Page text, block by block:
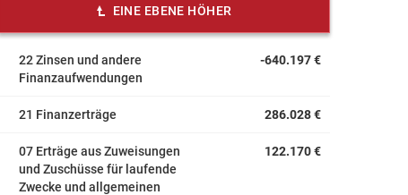
EINE EBENE HÖHER
22 Zinsen und andere
Finanzaufwendungen
-640.197 €
21 Finanzerträge 286.028 €
07 Erträge aus Zuweisungen
und Zuschüsse für laufende
Zwecke und allgemeinen
122.170 €